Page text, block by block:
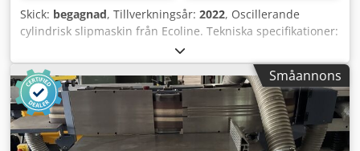
Skick: begagnad, Tillverkningsår: 2022, Oscillerande
cylindrisk slipmaskin från Ecoline. Tekniska specifikationer:
En möjlig skruvvariant för att spänna fast spindelhylsan.
En liknande anordning som ProLoc används.
Förvaringsplats: Nattheim Dodewhqplspfx AbzeckSmåannons